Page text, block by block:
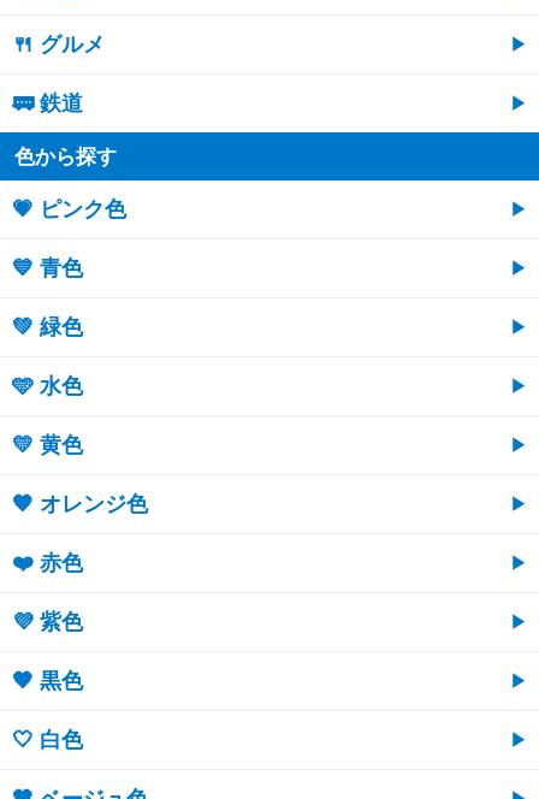
🍴 グルメ
🚃 鉄道
色から探す
💗 ピンク色
💙 青色
💚 緑色
🩵 水色
💛 黄色
🧡 オレンジ色
❤️ 赤色
💜 紫色
🖤 黒色
🤍 白色